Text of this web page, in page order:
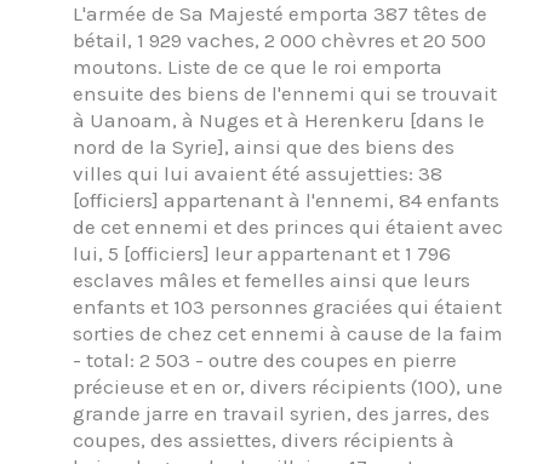
L'armée de Sa Majesté emporta 387 têtes de
bétail, 1 929 vaches, 2 000 chèvres et 20 500
moutons. Liste de ce que le roi emporta
ensuite des biens de l'ennemi qui se trouvait
à Uanoam, à Nuges et à Herenkeru [dans le
nord de la Syrie], ainsi que des biens des
villes qui lui avaient été assujetties: 38
[officiers] appartenant à l'ennemi, 84 enfants
de cet ennemi et des princes qui étaient avec
lui, 5 [officiers] leur appartenant et 1 796
esclaves mâles et femelles ainsi que leurs
enfants et 103 personnes graciées qui étaient
sorties de chez cet ennemi à cause de la faim
- total: 2 503 - outre des coupes en pierre
précieuse et en or, divers récipients (100), une
grande jarre en travail syrien, des jarres, des
coupes, des assiettes, divers récipients à